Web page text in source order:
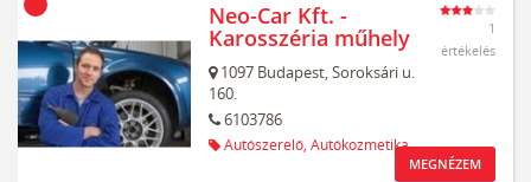
Neo-Car Kft. -
Karosszéria műhely
1097 Budapest,Soroksári u.
160.
6103786
Autószerelő, Autókozmetika
1
értékelés
MEGNÉZEM